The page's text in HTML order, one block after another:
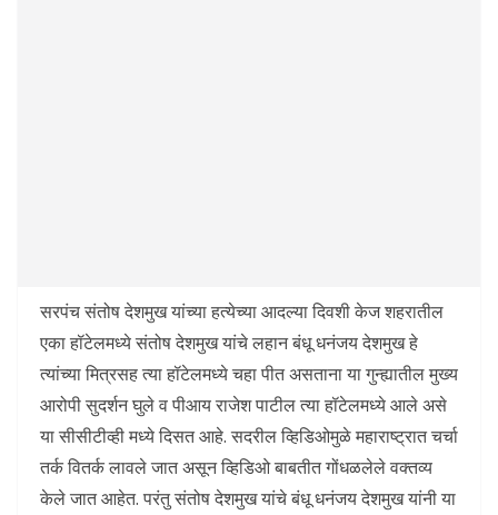
सरपंच संतोष देशमुख यांच्या हत्येच्या आदल्या दिवशी केज शहरातील
एका हॉटेलमध्ये संतोष देशमुख यांचे लहान बंधू धनंजय देशमुख हे
त्यांच्या मित्रसह त्या हॉटेलमध्ये चहा पीत असताना या गुन्ह्यातील मुख्य
आरोपी सुदर्शन घुले व पीआय राजेश पाटील त्या हॉटेलमध्ये आले असे
या सीसीटीव्ही मध्ये दिसत आहे. सदरील व्हिडिओमुळे महाराष्ट्रात चर्चा
तर्क वितर्क लावले जात असून व्हिडिओ बाबतीत गोंधळलेले वक्तव्य
केले जात आहेत. परंतु संतोष देशमुख यांचे बंधू धनंजय देशमुख यांनी या